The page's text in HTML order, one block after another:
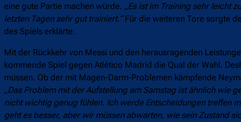
eine gute Partie machen würde. „Es ist im Training sehr leicht
letzten Tagen sehr gut trainiert.“Für die weiteren Tore sorgte
des Spiels erklärte.
Mit der Rückkehr von Messi und den herausragenden
kommende Spiel gegen Atlético Madrid die Qual der Wahl.
müssen. Ob der mit Magen-Darm-Problemen kämpfende
„Das Problem mit der Aufstellung am Samstag ist ähnlich wie
nicht wichtig genug fühlen. Ich werde Entscheidungen treffen
geht es besser, aber wir müssen abwarten, wie sein Zustand